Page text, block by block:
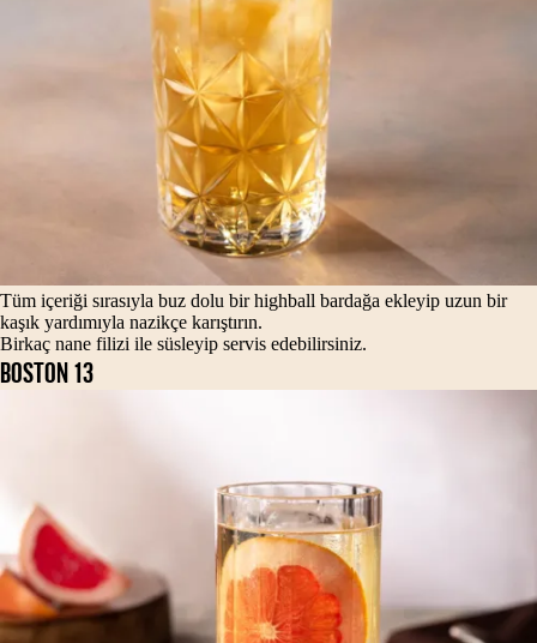
Tüm içeriği sırasıyla buz dolu bir highball bardağa ekleyip uzun bir
kaşık yardımıyla nazikçe karıştırın.
Birkaç nane filizi ile süsleyip servis edebilirsiniz.
BOSTON 13